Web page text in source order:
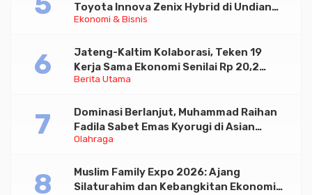
Ekonomi & Bisnis
Toyota Innova Zenix Hybrid di Undian
Tabungan Bima Bank Jateng
Berita Utama
Jateng-Kaltim Kolaborasi, Teken 19
Kerja Sama Ekonomi Senilai Rp 20,2
Triliun
Olahraga
Dominasi Berlanjut, Muhammad Raihan
Fadila Sabet Emas Kyorugi di Asian
Taekwondo Indonesia Open 2026
Muslim Family Expo 2026: Ajang
Silaturahim dan Kebangkitan Ekonomi